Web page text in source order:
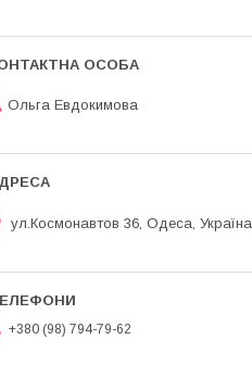
Ольга Евдокимова
ул.Космонавтов 36, Одеса, Україна
+380 (98) 794-79-62